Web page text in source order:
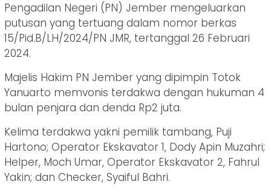
Pengadilan Negeri (PN) Jember mengeluarkan
putusan yang tertuang dalam nomor berkas
15/Pid.B/LH/2024/PN JMR, tertanggal 26 Februari
2024.
Majelis Hakim PN Jember yang dipimpin Totok
Yanuarto memvonis terdakwa dengan hukuman 4
bulan penjara dan denda Rp2 juta.
Kelima terdakwa yakni pemilik tambang, Puji
Hartono; Operator Ekskavator 1, Dody Apin Muzahri;
Helper, Moch Umar, Operator Ekskavator 2, Fahrul
Yakin; dan Checker, Syaiful Bahri.